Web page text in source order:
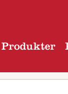
Produkter